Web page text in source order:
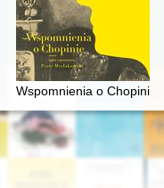
Chopin in love.
Wspomnienia o Chopinie.